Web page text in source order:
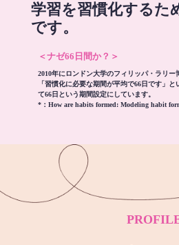
学習を習慣化するた
です。
＜ナゼ66日間か？＞
2010年にロンドン大学のフィリッパ・ラリー
「習慣化に必要な期間が平均で66日です」
て66日という期間設定にしています。
*： How are habits formed: Modeling habit